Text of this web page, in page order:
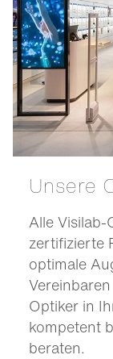
Alle
zertifizierte
optimale
Optiker in
kompetent
beraten.